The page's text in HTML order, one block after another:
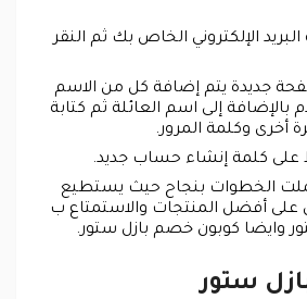
البريد الإلكتروني الخاص بك ثم النقر
جديدة يتم إضافة كل من الاسم
إلى اسم العائلة ثم كتابة
أخرى وكلمة المرور.
على كلمة إنشاء حساب جديد.
الخطوات بنجاح حيث يستطيع
أفضل المنتجات والاستمتاع ب
وايضا كوبون خصم بازل ستور.
ستور